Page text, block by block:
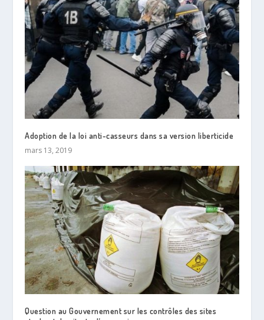
Adoption de la loi anti-casseurs dans sa version liberticide
mars 13, 2019
Question au Gouvernement sur les contrôles des sites